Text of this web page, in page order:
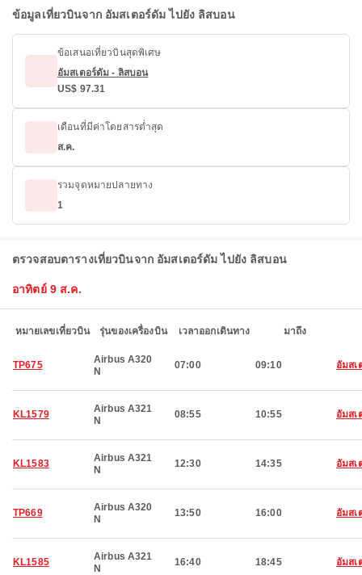
ข้อมูลเที่ยวบินจาก อัมสเตอร์ดัม ไปยัง ลิสบอน
ข้อเสนอเที่ยวบินสุดพิเศษ
อัมสเตอร์ดัม - ลิสบอน
US$ 97.31
เดือนที่มีค่าโดยสารต่ำสุด
ส.ค.
รวมจุดหมายปลายทาง
1
ตรวจสอบตารางเที่ยวบินจาก อัมสเตอร์ดัม ไปยัง ลิสบอน
อาทิตย์ 9 ส.ค.
หมายเลขเที่ยวบิน รุ่นของเครื่องบิน เวลาออกเดินทาง มาถึง
TP675
Airbus A320
N
07:00 09:10 อัมสเ
KL1579
Airbus A321
N
08:55 10:55 อัมสเ
KL1583
Airbus A321
N
12:30 14:35 อัมสเ
TP669
Airbus A320
N
13:50 16:00 อัมสเ
KL1585
Airbus A321
N
16:40 18:45 อัมสเ